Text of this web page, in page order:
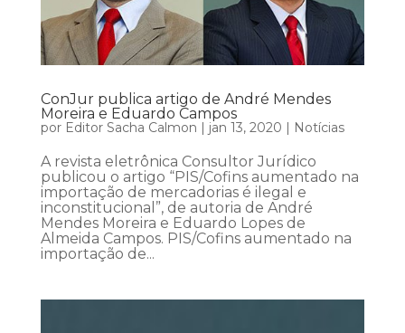
ConJur publica artigo de André Mendes
Moreira e Eduardo Campos
por Editor Sacha Calmon | jan 13, 2020 | Notícias
A revista eletrônica Consultor Jurídico
publicou o artigo “PIS/Cofins aumentado na
importação de mercadorias é ilegal e
inconstitucional”, de autoria de André
Mendes Moreira e Eduardo Lopes de
Almeida Campos. PIS/Cofins aumentado na
importação de...